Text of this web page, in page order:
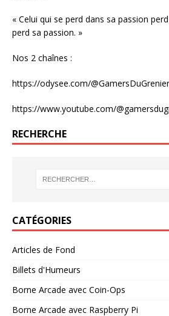
« Celui qui se perd dans sa passion
perd sa passion. »
Nos 2 chaînes :
https://odysee.com/@GamersDuGrenier
https://www.youtube.com/
RECHERCHE
CATÉGORIES
Articles de Fond
Billets d'Humeurs
Borne Arcade avec Coin-Ops
Borne Arcade avec Raspberry Pi